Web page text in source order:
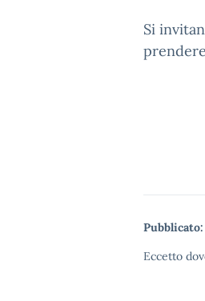
Si
Pubblicato:
Eccetto